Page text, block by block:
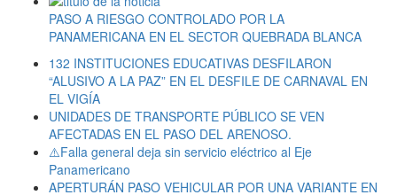
PASO A RIESGO CONTROLADO POR LA
PANAMERICANA EN EL SECTOR QUEBRADA BLANCA
132 INSTITUCIONES EDUCATIVAS DESFILARON
“ALUSIVO A LA PAZ” EN EL DESFILE DE CARNAVAL EN
EL VIGÍA
UNIDADES DE TRANSPORTE PÚBLICO SE VEN
AFECTADAS EN EL PASO DEL ARENOSO.
⚠️Falla general deja sin servicio eléctrico al Eje
Panamericano
APERTURÁN PASO VEHICULAR POR UNA VARIANTE EN